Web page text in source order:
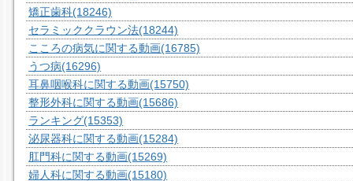
矯正歯科(18246)
セラミッククラウン法(18244)
こころの病気に関する動画(16785)
うつ病(16296)
耳鼻咽喉科に関する動画(15750)
整形外科に関する動画(15686)
ランキング(15353)
泌尿器科に関する動画(15284)
肛門科に関する動画(15269)
婦人科に関する動画(15180)